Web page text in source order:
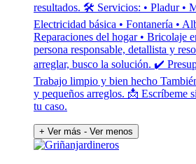
resultados. 🛠 Servicios: • Pladur •
Electricidad básica • Fontanería •
Reparaciones del hogar • Bricolaje
persona responsable, detallista y
arreglar, busco la solución. ✔
Trabajo limpio y bien hecho
y pequeños arreglos. 📩 Escríbeme
tu caso.
+ Ver más - Ver menos